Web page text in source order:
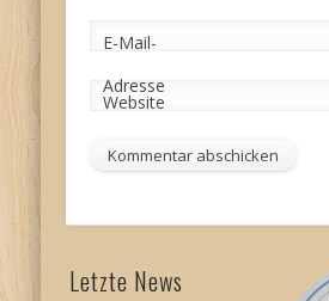
E-Mail-
Adresse
Website
Letzte News